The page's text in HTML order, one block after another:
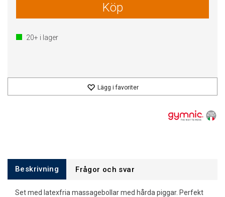
Köp
20+ i lager
Lägg i favoriter
Beskrivning Frågor och svar
Set med latexfria massagebollar med hårda piggar. Perfekt